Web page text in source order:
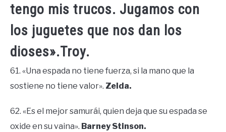
tengo mis trucos. Jugamos con
los juguetes que nos dan los
dioses».Troy.
61. «Una espada no tiene fuerza, si la mano que la
sostiene no tiene valor». Zelda.
62. «Es el mejor samurái, quien deja que su espada se
oxide en su vaina». Barney Stinson.